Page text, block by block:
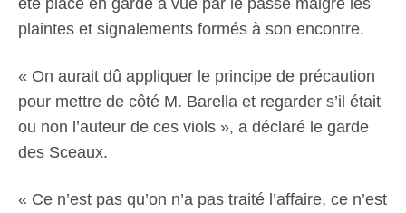
plaintes et signalements formés à son encontre.
« On aurait dû appliquer le principe de précaution
pour mettre de côté M. Barella et regarder s’il était
ou non l’auteur de ces viols », a déclaré le garde
des Sceaux.
« Ce n’est pas qu’on n’a pas traité l’affaire, ce n’est